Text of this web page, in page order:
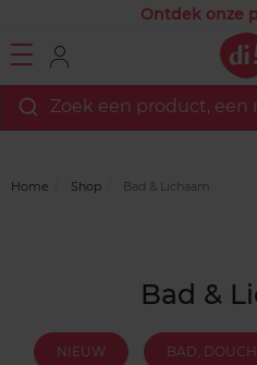
Ontdek onze
Zoek een product, een
Home Shop Bad & Lichaam
Bad &
NIEUW BAD,